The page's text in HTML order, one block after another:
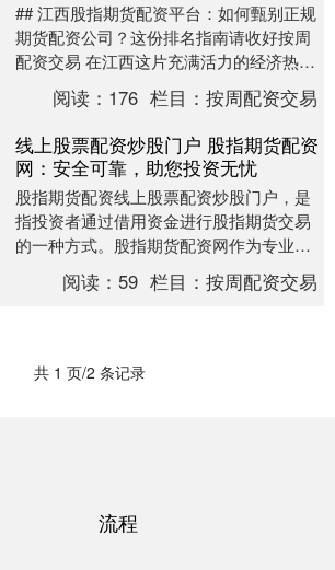
## 江西股指期货配资平台：如何甄别正规
期货配资公司？这份排名指南请收好按周
配资交易 在江西这片充满活力的经济热土
上，随着金融市场的不断发展，越来越多
的投资者开....
阅读： 176 栏目：按周配资交易
线上股票配资炒股门户 股指期货配资
网：安全可靠，助您投资无忧
股指期货配资线上股票配资炒股门户，是
指投资者通过借用资金进行股指期货交易
的一种方式。股指期货配资网作为专业的
配资平台，为投资者提供安全可靠的配资
服务，助您投资无....
阅读：59 栏目：按周配资交易
共 1 页/2 条记录
流程